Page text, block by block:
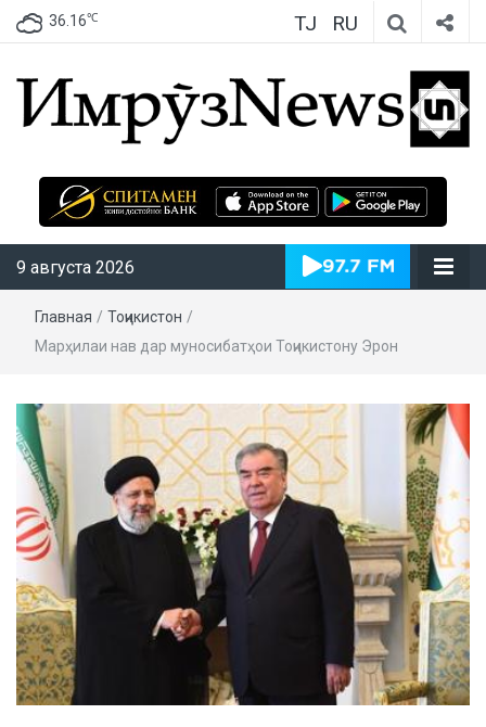
36.16℃ TJ RU
ИмрӯзNews
9 августа 2026
Главная / Тоҷикистон /
Марҳилаи нав дар муносибатҳои Тоҷикистону Эрон